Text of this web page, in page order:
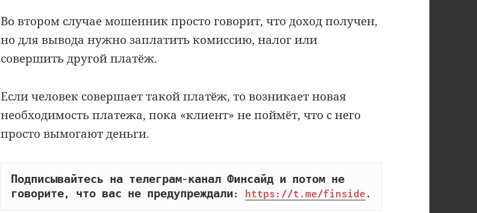
Во втором случае мошенник просто говорит, что доход получен,
но для вывода нужно заплатить комиссию, налог или
совершить другой платёж.
Если человек совершает такой платёж, то возникает новая
необходимость платежа, пока «клиент» не поймёт, что с него
просто вымогают деньги.
Подписывайтесь на телеграм-канал Финсайд и потом не
говорите, что вас не предупреждали: https://t.me/finside .